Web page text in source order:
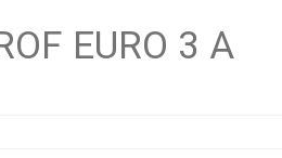
EURO 3 AЗакрыть